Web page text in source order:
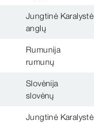
Jungtinė Karalystė
anglų
Rumunija
rumunų
Slovėnija
slovėnų
Jungtinė Karalystė